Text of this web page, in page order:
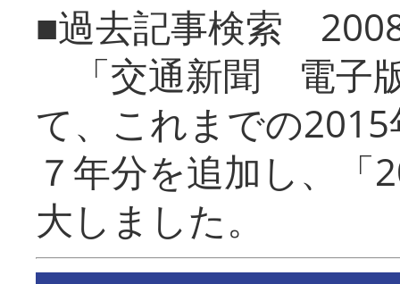
■過去記事検索
「交通新聞 電子
て、これまでの
７年分を追加し、「
大しまし